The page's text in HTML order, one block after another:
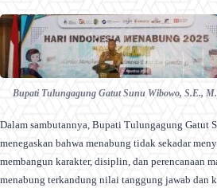
Bupati Tulungagung Gatut Sunu Wibowo, S.E.,
Dalam sambutannya, Bupati Tulungagung Gatut
menegaskan bahwa menabung tidak sekadar
membangun karakter, disiplin, dan perencanaan
menabung terkandung nilai tanggung jawab dan